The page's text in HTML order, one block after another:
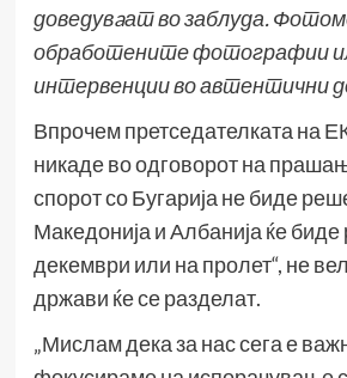
доведувaат во заблуда.
обработените фотографии
интервенции во автентични
Впрочем претседателката на
никаде во одговорот на
спорот со Бугарија не биде
Македонија и Албанија ќе
декември или на пролет“, не
држави ќе се разделат.
„Мислам дека за нас сега е